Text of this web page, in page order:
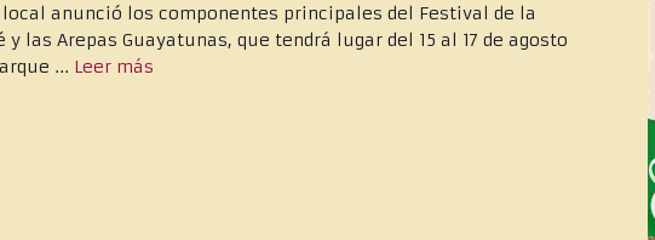
anunció los componentes principales del Festival de la
y las Arepas Guayatunas, que tendrá lugar del 15 al 17 de agosto
... Leer más